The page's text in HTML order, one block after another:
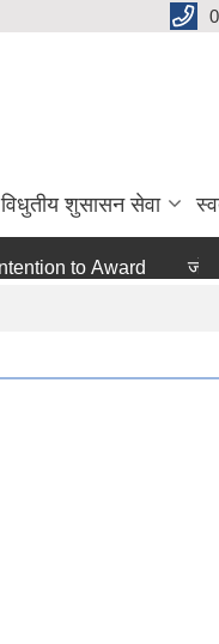
विधुतीय शुसासन सेवा
to Award जो जस संग